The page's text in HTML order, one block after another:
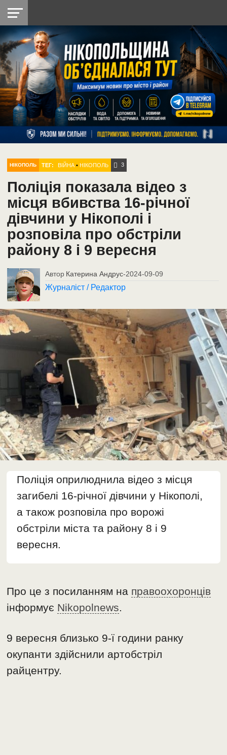
НІКОПОЛЬ
РАЙОН
СІЧЕСЛАВСЬКА
УКРАЇНА
РЕТРО
НІКОПОЛЬ
ЛАЙТ
УКРАЇНА
ДОПОМОГА
РАДІО
НІКОПОЛЬ ТЕГ: ВІЙНА •НІКОПОЛЬ 3
Поліція показала відео з
місця вбивства 16-річної
дівчини у Нікополі і
розповіла про обстріли
району 8 і 9 вересня
Автор Катерина Андрус-2024-09-09
Журналіст / Редактор
Поліція оприлюднила відео з місця
загибелі 16-річної дівчини у Нікополі,
а також розповіла про ворожі
обстріли міста та району 8 і 9
вересня.
Про це з посиланням на правоохоронців
інформує Nikopolnews.
9 вересня близько 9-ї години ранку
окупанти здійснили артобстріл
райцентру.